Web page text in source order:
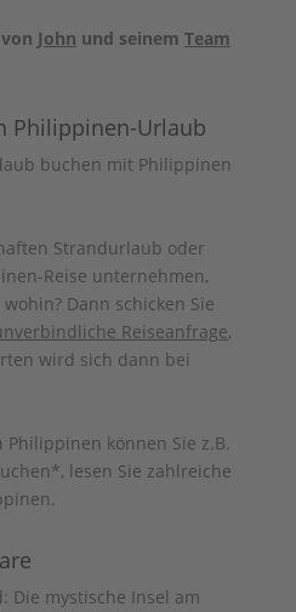
John und seinem Team
Philippinen-Urlaub
Strandurlaub oder
Reise unternehmen,
Dann schicken Sie
Reiseanfrage,
wird sich dann bei
können Sie z.B.
*, lesen Sie zahlreiche
.
Die mystische Insel am